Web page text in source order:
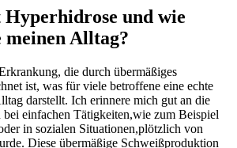
Hyperhidrose und ​wie
meinen Alltag?
die⁤ durch übermäßiges
ist, was für viele betroffene eine echte
‌darstellt. ⁤Ich erinnere mich gut ⁤an die
einfachen Tätigkeiten,wie zum Beispiel
in sozialen Situationen,plötzlich von
Diese⁣ übermäßige​ Schweißproduktion